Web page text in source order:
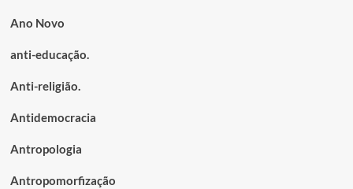
Ano Novo
anti-educação.
Anti-religião.
Antidemocracia
Antropologia
Antropomorfização